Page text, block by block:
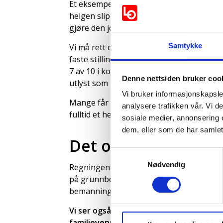
Samtykke
Denne nettsiden bruker
Vi bruker
analysere trafikken vår. Vi
sosiale medier,
dem, eller som de har
Nødvendig
Et eksempel er hvem som i dag får lov
helgen slipper helsefagarbeidere til.
gjøre den jobben resten av uken?
Vi må rett og slett legge bort
faste stillinger og vi må styrke
7 av 10 i kommunal pleie og omsorg
utlyst som heltidsstilling.
Mange får ikke tilbud om fast stilling.
fulltid et helt yrkesliv.
Det offentlige får
Regningen for dårlige arbeidsvilkår og
på grunnbemanningen, samtidig som
bemanningsbyråer og pålagt overtid.
Vi ser også at private aktører jobber